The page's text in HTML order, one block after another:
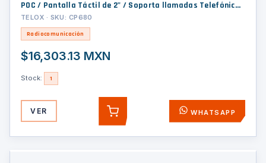
POC / Pantalla Táctil de 2" / Soporta llamadas Telefónicas
y Mensajes SMS /Descarga de Vídeo automática con
estación
TELOX · SKU: CP680
Radiocomunicación
$16,303.13 MXN
Stock: 1
VER AGREGAR WHATSAPP